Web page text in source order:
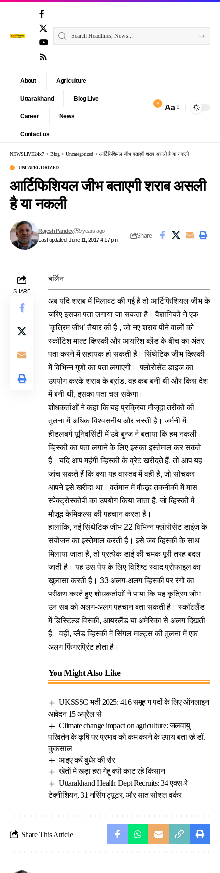
About Agriculture
Uttarakhand Blog Live
Career News
Contact us
3 Aa
NEWSLIVE24x7 > Blog > Uncategorized > आर्टिफिशियल जीभ बताएगी शराब असली है या नकली
UNCATEGORIZED
आर्टिफिशियल जीभ बताएगी शराब असली
है या नकली
Last updated: June 11, 2017 4:17 pm
Rajesh Pandey 9 years ago
Share
SHARE
बर्लिन
अब यदि शराब में मिलावट की गई है तो आर्टिफिशियल जीभ के
जरिए इसका पता लगाया जा सकता है। वैज्ञानिकों ने एक
‘कृत्रिम जीभ’ तैयार की है , जो नए शराब पीने वालों को
स्कॉटिश माल्ट व्हिस्की और आयरिश ब्लेंड के बीच का अंतर
पता करने में सहायक हो सकती है। सिंथेटिक जीभ व्हिस्की
में विभिन्न गुणों का पता लगाएगी। फ्लोरोसेंट डाइज का
उपयोग करके शराब के ब्रांड, वह कब बनी थी और किस देश
में बनी थी, इसका पता चल सकेगा।
शोधकर्ताओं ने कहा कि यह प्रक्रिया मौजूदा तरीकों की
तुलना में अधिक विश्वसनीय और सस्ती है। जर्मनी में
हीडलबर्ग यूनिवर्सिटी में उवे बुन्ज ने बताया कि हम नकली
व्हिस्की का पता लगाने के लिए इसका इस्तेमाल कर सकते
हैं। यदि आप महंगी व्हिस्की के व्रेट खरीदते हैं, तो आप यह
जांच सकते हैं कि क्या यह वास्तव में वही है, जो सोचकर
आपने इसे खरीदा था। वर्तमान में मौजूद तकनीकी में मास
स्पेक्ट्रोस्कोपी का उपयोग किया जाता है, जो व्हिस्की में
मौजूद केमिकल्स की पहचान करता है।
हालांकि, नई सिंथेटिक जीभ 22 विभिन्न फ्लोरोसेंट डाईज के
संयोजन का इस्तेमाल करती है। इसे जब व्हिस्की के साथ
मिलाया जाता है, तो प्रत्येक डाई की चमक पूरी तरह बदल
जाती है। यह उस पेय के लिए विशिष्ट स्वाद प्रोफाइल का
खुलासा करती है। 33 अलग-अलग व्हिस्की पर रंगों का
परीक्षण करते हुए शोधकर्ताओं ने पाया कि यह कृत्रिम जीभ
उन सब को अलग-अलग पहचान बता सकती है। स्कॉटलैंड
में डिस्टिल्ड विस्की, आयरलैंड या अमेरिका से अलग दिखती
है। वहीं, ब्लैंड व्हिस्की में सिंगल माल्ट्स की तुलना में एक
अलग फिंगरप्रिंट होता है।
You Might Also Like
UKSSSC भर्ती 2025: 416 समूह ग पदों के लिए ऑनलाइन
आवेदन 15 अप्रैल से
Climate change impact on agriculture: जलवायु
परिवर्तन के कृषि पर प्रभाव को कम करने के उपाय बता रहे डॉ.
कुकसाल
आइए करें बुधेर की सैर
खेतों में खड़ा हरा गेहूं क्यों काट रहे किसान
Uttarakhand Health Dept Recruits: 34 एक्स-रे
टेक्नीशियन, 31 नर्सिंग ट्यूटर, और सात सोशल वर्कर
Share This Article